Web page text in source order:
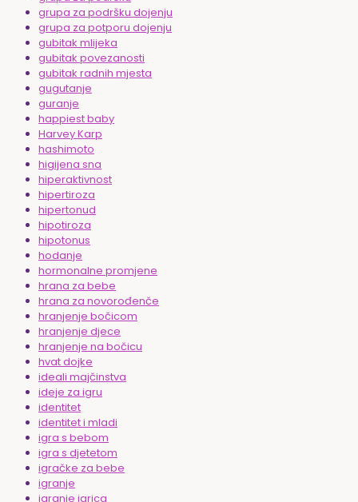
grupa za podršku dojenju
grupa za potporu dojenju
gubitak mlijeka
gubitak povezanosti
gubitak radnih mjesta
gugutanje
guranje
happiest baby
Harvey Karp
hashimoto
higijena sna
hiperaktivnost
hipertiroza
hipertonud
hipotiroza
hipotonus
hodanje
hormonalne promjene
hrana za bebe
hrana za novorođenče
hranjenje bočicom
hranjenje djece
hranjenje na bočicu
hvat dojke
ideali majčinstva
ideje za igru
identitet
identitet i mladi
igra s bebom
igra s djetetom
igračke za bebe
igranje
igranje igrica